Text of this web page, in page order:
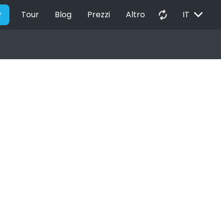
Tour Blog Prezzi Altro autorenew IT EXPAND_MORE